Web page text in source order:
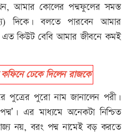
আমার কোলের পদ্মফুলের সমস্ত
দিকে। বলতে পারবেন আমার
কিউট বেবি আমার জীবনে কমই
ঢেকে দিলেন রাজকে
পুত্রের পুরো নাম জানালেন পরী।
এর মাধ্যমে অনেকটা নিশ্চিত
নয়, বরং পদ্ম নামেই বড় করতে